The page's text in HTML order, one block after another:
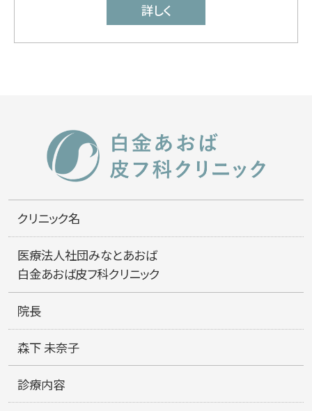
詳しく
クリニック名
医療法人社団みなとあおば
白金あおば皮フ科クリニック
院長
森下 未奈子
診療内容